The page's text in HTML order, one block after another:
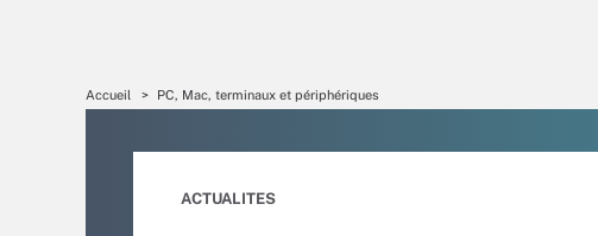
Accueil PC, Mac, terminaux et périphériques
ACTUALITES